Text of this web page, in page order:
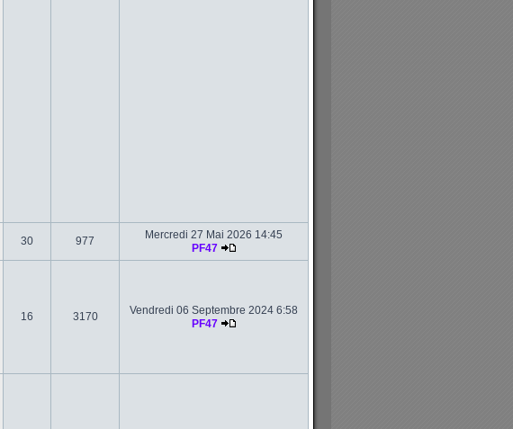
30 977
Mercredi 27 Mai 2026 14:45
PF47
16 3170
Vendredi 06 Septembre 2024 6:58
PF47